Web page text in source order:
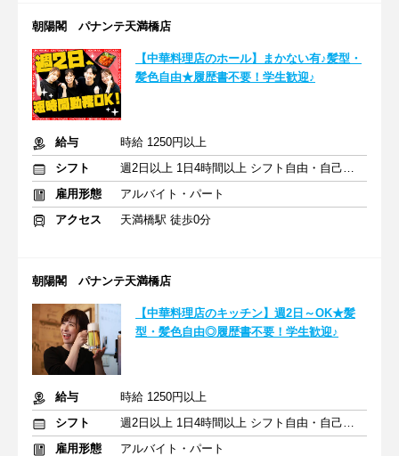
朝陽閣 パナンテ天満橋店
【中華料理店のホール】まかない有♪髪型・
髪色自由★履歴書不要！学生歓迎♪
給与
時給 1250円以上
シフト
週2日以上 1日4時間以上 シフト自由・自己申告
雇用形態
アルバイト・パート
アクセス
天満橋駅 徒歩0分
朝陽閣 パナンテ天満橋店
【中華料理店のキッチン】週2日～OK★髪
型・髪色自由◎履歴書不要！学生歓迎♪
給与
時給 1250円以上
シフト
週2日以上 1日4時間以上 シフト自由・自己申告
雇用形態
アルバイト・パート